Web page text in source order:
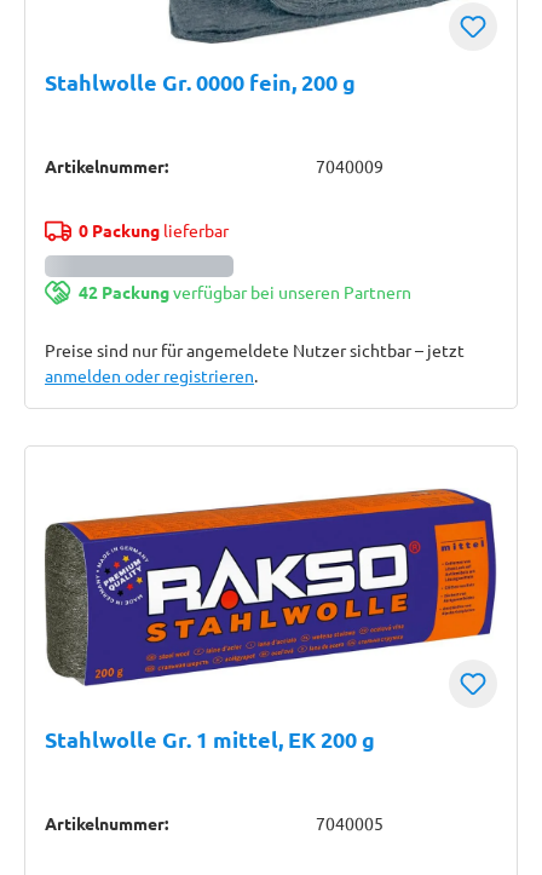
Stahlwolle Gr. 0000 fein, 200 g
Artikelnummer: 7040009
0 Packunglieferbar
42 Packungverfügbar bei unseren Partnern
Preise sind nur für angemeldete Nutzer sichtbar – jetzt
anmelden oder registrieren.
Stahlwolle Gr. 1 mittel, EK 200 g
Artikelnummer: 7040005